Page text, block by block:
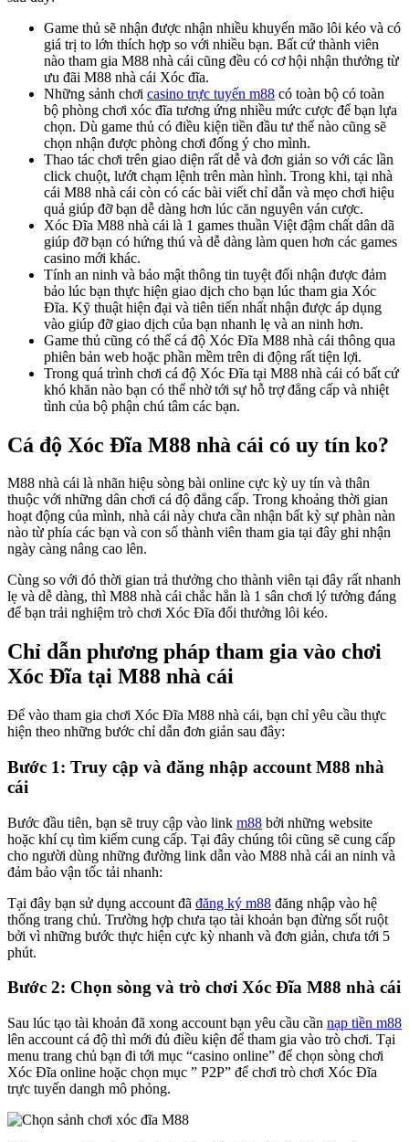
Game thủ sẽ nhận được nhận nhiều khuyến mão lôi kéo và có
giá trị to lớn thích hợp so với nhiều bạn. Bất cứ thành viên
nào tham gia M88 nhà cái cũng đều có cơ hội nhận thưởng từ
ưu đãi M88 nhà cái Xóc đĩa.
Những sảnh chơi casino trực tuyến m88 có toàn bộ có toàn
bộ phòng chơi xóc đĩa tương ứng nhiều mức cược để bạn lựa
chọn. Dù game thủ có điều kiện tiền đầu tư thế nào cũng sẽ
chọn nhận được phòng chơi đống ý cho mình.
Thao tác chơi trên giao diện rất dễ và đơn giản so với các lần
click chuột, lướt chạm lệnh trên màn hình. Trong khi, tại nhà
cái M88 nhà cái còn có các bài viết chỉ dẫn và mẹo chơi hiệu
quả giúp đỡ bạn dễ dàng hơn lúc căn nguyên ván cược.
Xóc Đĩa M88 nhà cái là 1 games thuần Việt đậm chất dân dã
giúp đỡ bạn có hứng thú và dễ dàng làm quen hơn các games
casino mới khác.
Tính an ninh và bảo mật thông tin tuyệt đối nhận được đảm
bảo lúc bạn thực hiện giao dịch cho bạn lúc tham gia Xóc
Đĩa. Kỹ thuật hiện đại và tiên tiến nhất nhận được áp dụng
vào giúp đỡ giao dịch của bạn nhanh lẹ và an ninh hơn.
Game thủ cũng có thể cá độ Xóc Đĩa M88 nhà cái thông qua
phiên bản web hoặc phần mềm trên di động rất tiện lợi.
Trong quá trình chơi cá độ Xóc Đĩa tại M88 nhà cái có bất cứ
khó khăn nào bạn có thể nhờ tới sự hỗ trợ đẳng cấp và nhiệt
tình của bộ phận chú tâm các bạn.
Cá độ Xóc Đĩa M88 nhà cái có uy tín ko?
M88 nhà cái là nhãn hiệu sòng bài online cực kỳ uy tín và thân
thuộc với những dân chơi cá độ đẳng cấp. Trong khoảng thời gian
hoạt động của mình, nhà cái này chưa cần nhận bất kỳ sự phàn nàn
nào từ phía các bạn và con số thành viên tham gia tại đây ghi nhận
ngày càng nâng cao lên.
Cùng so với đó thời gian trả thưởng cho thành viên tại đây rất nhanh
lẹ và dễ dàng, thì M88 nhà cái chắc hẳn là 1 sân chơi lý tưởng đáng
để bạn trải nghiệm trò chơi Xóc Đĩa đổi thưởng lôi kéo.
Chỉ dẫn phương pháp tham gia vào chơi
Xóc Đĩa tại M88 nhà cái
Để vào tham gia chơi Xóc Đĩa M88 nhà cái, bạn chỉ yêu cầu thực
hiện theo những bước chỉ dẫn đơn giản sau đây:
Bước 1: Truy cập và đăng nhập account M88 nhà
cái
Bước đầu tiên, bạn sẽ truy cập vào link m88 bởi những website
hoặc khí cụ tìm kiếm cung cấp. Tại đây chúng tôi cũng sẽ cung cấp
cho người dùng những đường link dẫn vào M88 nhà cái an ninh và
đảm bảo vận tốc tải nhanh:
Tại đây bạn sử dụng account đã đăng ký m88 đăng nhập vào hệ
thống trang chủ. Trường hợp chưa tạo tài khoản bạn đừng sốt ruột
bởi vì những bước thực hiện cực kỳ nhanh và đơn giản, chưa tới 5
phút.
Bước 2: Chọn sòng và trò chơi Xóc Đĩa M88 nhà cái
Sau lúc tạo tài khoản đã xong account bạn yêu cầu cần nạp tiền m88
lên account cá độ thì mới đủ điều kiện để tham gia vào trò chơi. Tại
menu trang chủ bạn đi tới mục “casino online” để chọn sòng chơi
Xóc Đĩa online hoặc chọn mục ” P2P” để chơi trò chơi Xóc Đĩa
trực tuyến dangh mô phỏng.